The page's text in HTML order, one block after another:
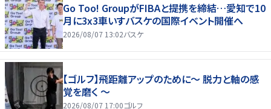
Go Too! GroupがFIBAと提携を締結…愛知で10
月に3x3車いすバスケの国際イベント開催へ
2026/08/07 13:02バスケ
【ゴルフ】飛距離アップのために～ 脱力と軸の感
覚を磨く ～
2026/08/07 17:00ゴルフ